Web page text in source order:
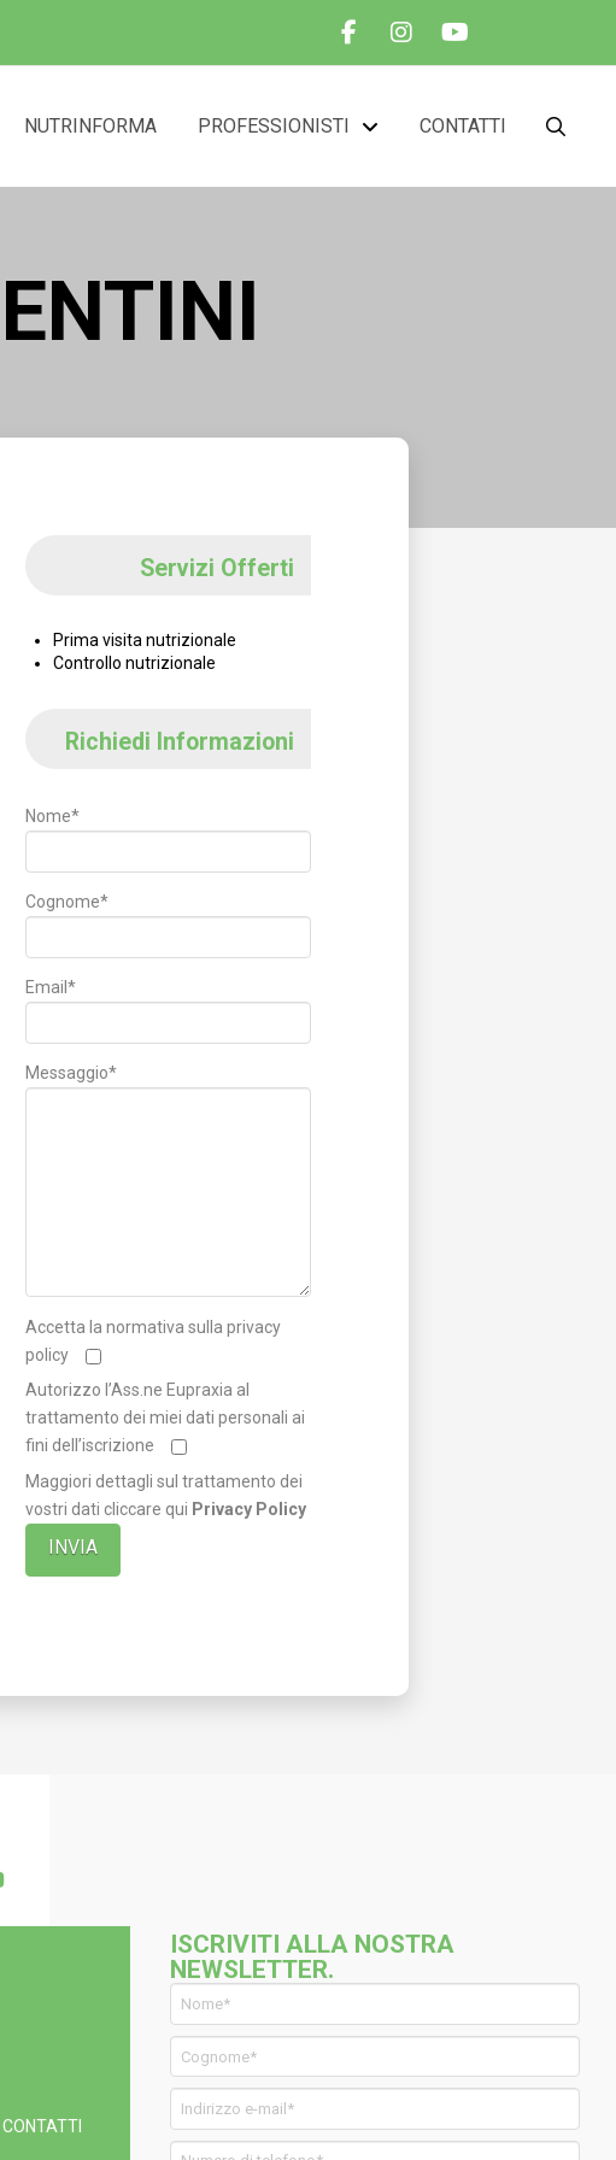
NUTRINFORMA PROFESSIONISTI CONTATTI
Servizi Offerti
Prima visita nutrizionale
Controllo nutrizionale
Richiedi Informazioni
Nome*
Cognome*
Email*
Messaggio*
Accetta la normativa sulla privacy
policy
Autorizzo l’Ass.ne Eupraxia al
trattamento dei miei dati personali ai
fini dell’iscrizione
Maggiori dettagli sul trattamento dei
vostri dati cliccare qui Privacy Policy
CONTATTI
ISCRIVITI ALLA NOSTRA
NEWSLETTER.